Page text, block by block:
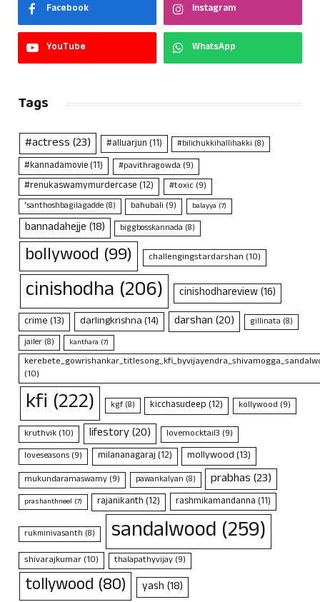
Facebook Instagram
YouTube WhatsApp
Tags
#actress(23) #alluarjun(11) #bilichukkihallihakki (8)
#kannadamovie(11) #pavithragowda (9)
#renukaswamymurdercase(12) #toxic(9)
'santhoshbagilagadde (8) bahubali (9) balayya (7)
bannadahejje(18) biggbosskannada (8)
bollywood (99) challengingstardarshan (10)
cinishodha (206) cinishodhareview(16)
crime(13) darlingkrishna(14) darshan(20) gillinata (8)
jailer (8) kanthara (7)
(10)
kfi (222) kgf(8) kicchasudeep(12) kollywood (9)
kruthvik(10) lifestory(20) lovemocktail3 (9)
loveseasons (9) milananagaraj(12) mollywood(13)
mukundaramaswamy (9) pawankalyan (8) prabhas(23)
prashanthneel (7) rajanikanth(12) rashmikamandanna(11)
rukminivasanth (8) sandalwood (259)
shivarajkumar(10) thalapathyvijay(9)
tollywood (80) yash(18)